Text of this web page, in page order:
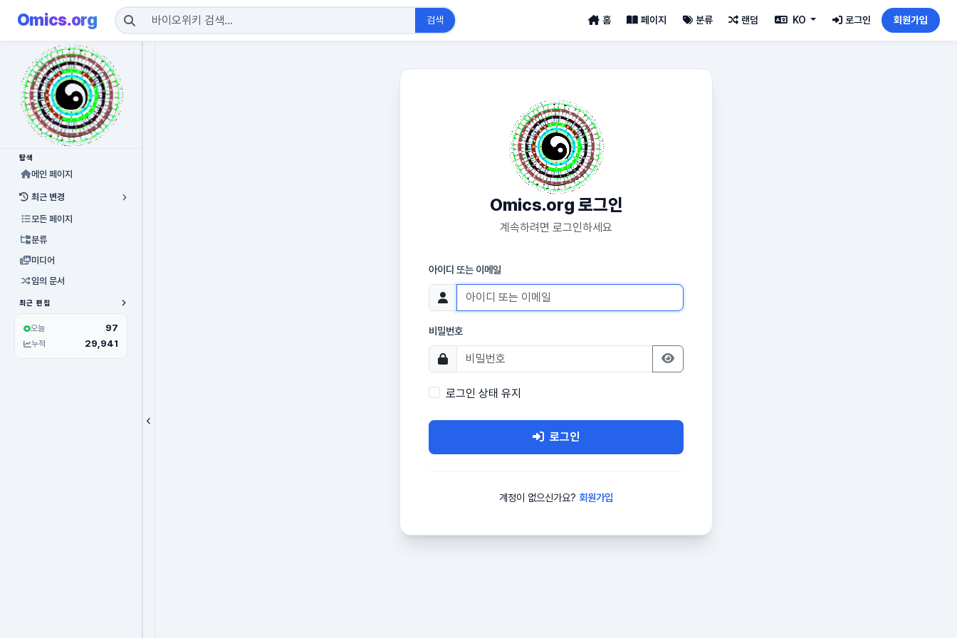
Omics.org 검색 홈 페이지 분류 랜덤 KO 로그인 회원가입
탐색
메인 페이지
최근 변경
모든 페이지
분류
미디어
임의 문서
최근 편집
오늘 97
누적 29,941
Omics.org 로그인
계속하려면 로그인하세요
아이디 또는 이메일
비밀번호
로그인 상태 유지
로그인
계정이 없으신가요? 회원가입